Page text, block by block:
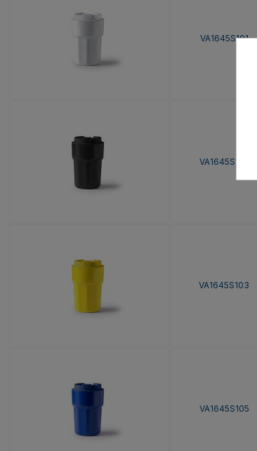
VA1645S101
VA1645S102
VA1645S103
VA1645S105